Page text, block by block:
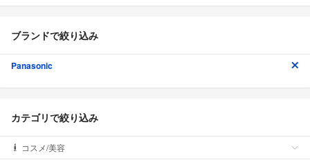
ブランドで絞り込み
Panasonic
カテゴリで絞り込み
コスメ/美容